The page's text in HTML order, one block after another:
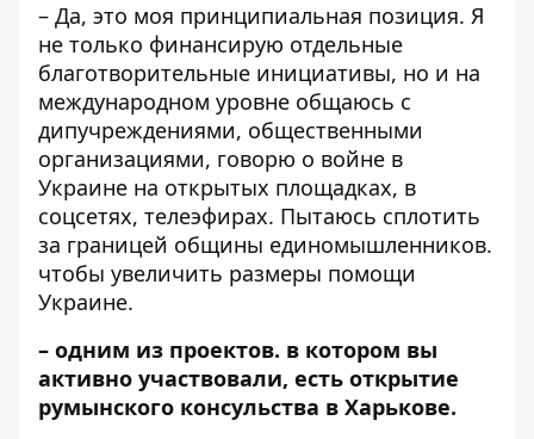
– Да, это моя принципиальная позиция. Я
не только финансирую отдельные
благотворительные инициативы, но и на
международном уровне общаюсь с
дипучреждениями, общественными
организациями, говорю о войне в
Украине на открытых площадках, в
соцсетях, телеэфирах. Пытаюсь сплотить
за границей общины единомышленников.
чтобы увеличить размеры помощи
Украине.
– одним из проектов. в котором вы
активно участвовали, есть открытие
румынского консульства в Харькове.